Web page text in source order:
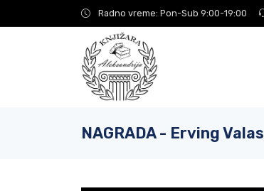
Radno vreme: Pon-Sub 9:00-19:00
NAGRADA - Erving Valas